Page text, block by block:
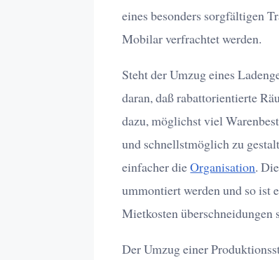
eines besonders sorgfältigen
Mobilar verfrachtet werden.
Steht der Umzug eines
daran, daß rabattorientierte
dazu, möglichst viel
und schnellstmöglich zu
einfacher dieOrganisation.
ummontiert werden und so ist
Mietkosten überschneidungen
Der Umzug einer